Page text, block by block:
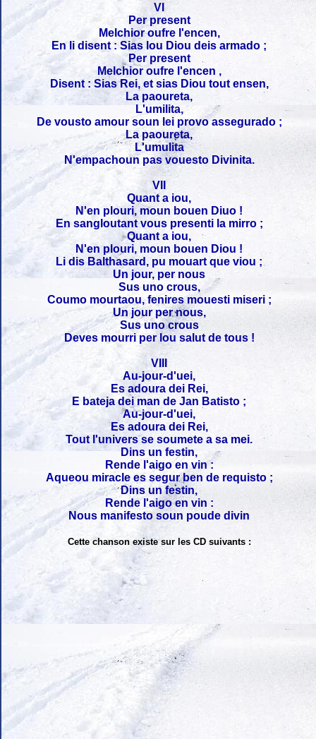
VI
Per present
Melchior oufre l'encen,
En li disent : Sias lou Diou deis armado ;
Per present
Melchior oufre l'encen ,
Disent : Sias Rei, et sias Diou tout ensen,
La paoureta,
L'umilita,
De vousto amour soun lei provo assegurado ;
La paoureta,
L'umulita
N'empachoun pas vouesto Divinita.
VII
Quant a iou,
N'en plouri, moun bouen Diuo !
En sangloutant vous presenti la mirro ;
Quant a iou,
N'en plouri, moun bouen Diou !
Li dis Balthasard, pu mouart que viou ;
Un jour, per nous
Sus uno crous,
Coumo mourtaou, fenires mouesti miseri ;
Un jour per nous,
Sus uno crous
Deves mourri per lou salut de tous !
VIII
Au-jour-d'uei,
Es adoura dei Rei,
E bateja dei man de Jan Batisto ;
Au-jour-d'uei,
Es adoura dei Rei,
Tout l'univers se soumete a sa mei.
Dins un festin,
Rende l'aigo en vin :
Aqueou miracle es segur ben de requisto ;
Dins un festin,
Rende l'aigo en vin :
Nous manifesto soun poude divin
Cette chanson existe sur les CD suivants :